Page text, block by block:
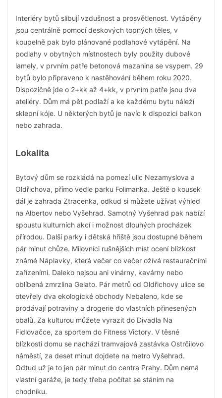
Interiéry bytů slibují vzdušnost a prosvětlenost. Vytápěny
jsou centrálně pomocí deskových topných těles, v
koupelně pak bylo plánované podlahové vytápění. Na
podlahy v obytných místnostech byly použity dubové
lamely, v prvním patře betonová mazanina se vsypem. 29
bytů bylo připraveno k nastěhování během roku 2020.
Dispozičně jde o 2+kk až 4+kk, v prvním patře jsou dva
ateliéry. Dům má pět podlaží a ke každému bytu náleží
sklepní kóje. U některých bytů je navíc k dispozici balkon
nebo zahrada.
Lokalita
Bytový dům se rozkládá na pomezí ulic Nezamyslova a
Oldřichova, přímo vedle parku Folimanka. Ještě o kousek
dál je zahrada Ztracenka, odkud si můžete užívat výhled
na Albertov nebo Vyšehrad. Samotný Vyšehrad pak nabízí
spoustu kulturních akcí i možnost dlouhých procházek
přírodou. Další parky i dětská hřiště jsou dostupné během
pár minut chůze. Milovníci rušnějších míst ocení blízkost
známé Náplavky, která večer co večer ožívá restauračními
zařízeními. Daleko nejsou ani vinárny, kavárny nebo
oblíbená zmrzlina Gelato. Pár metrů od Oldřichovy ulice se
otevřely dva ekologické obchody Nebaleno, kde se
prodávají potraviny a drogerie do vlastních přinesených
obalů. Za kulturou můžete vyrazit do Divadla Na
Fidlovačce, za sportem do Fitness Victory. V těsné
blízkosti domu se nachází tramvajová zastávka Ostrčilovo
náměstí, za deset minut dojdete na metro Vyšehrad.
Odtud už je to jen pár minut do centra Prahy. Dům nemá
vlastní garáže, je tedy třeba počítat se stáním na
chodníku.